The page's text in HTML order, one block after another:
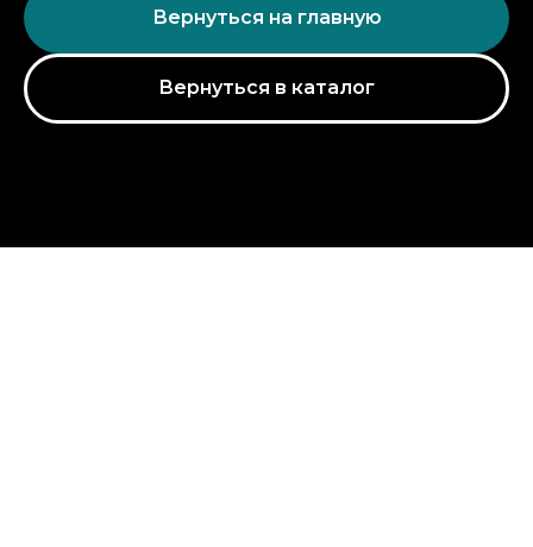
Вернуться на главную
Вернуться в каталог